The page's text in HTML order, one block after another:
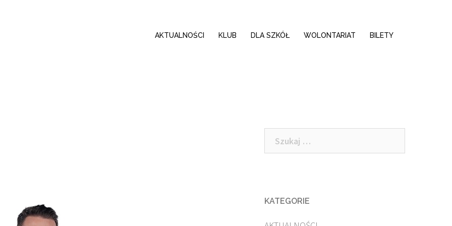
AKTUALNOŚCI KLUB DLA SZKÓŁ WOLONTARIAT BILETY
Szukaj:
KATEGORIE